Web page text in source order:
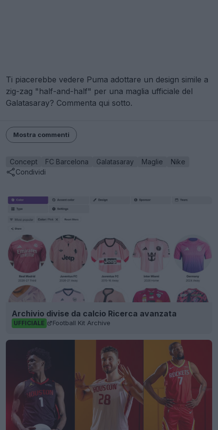
Ti piacerebbe vedere Puma adottare un design simile a
zig-zag "half-and-half" per una maglia ufficiale del
Galatasaray? Commenta qui sotto.
Mostra commenti
Concept FC Barcelona Galatasaray Maglie
Nike
Condividi
Archivio divise da calcio Ricerca avanzata
UFFICIALE Football Kit Archive